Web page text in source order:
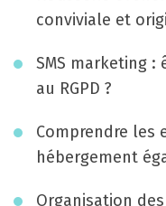
o
conviviale et
SMS marketing
au RGPD ?
Comprendre les
hébergement
Organisation